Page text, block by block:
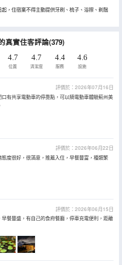
，住宿業不得主動提供牙刷、梳子、浴擦、剃鬚
真實住客評論(379)
4.7
位置
4.7
清潔度
4.4
服務
4.6
設施
評價於：2026年07月16日
有共享電動車的停靠點，可以騎電動車體驗薊州美
評價於：2026年06月22日
度很好，很滿意，推薦入住，早餐豐富，種類繁
評價於：2026年06月15日
餐豐盛，有自己的食府餐廳，停車充電便利，距離